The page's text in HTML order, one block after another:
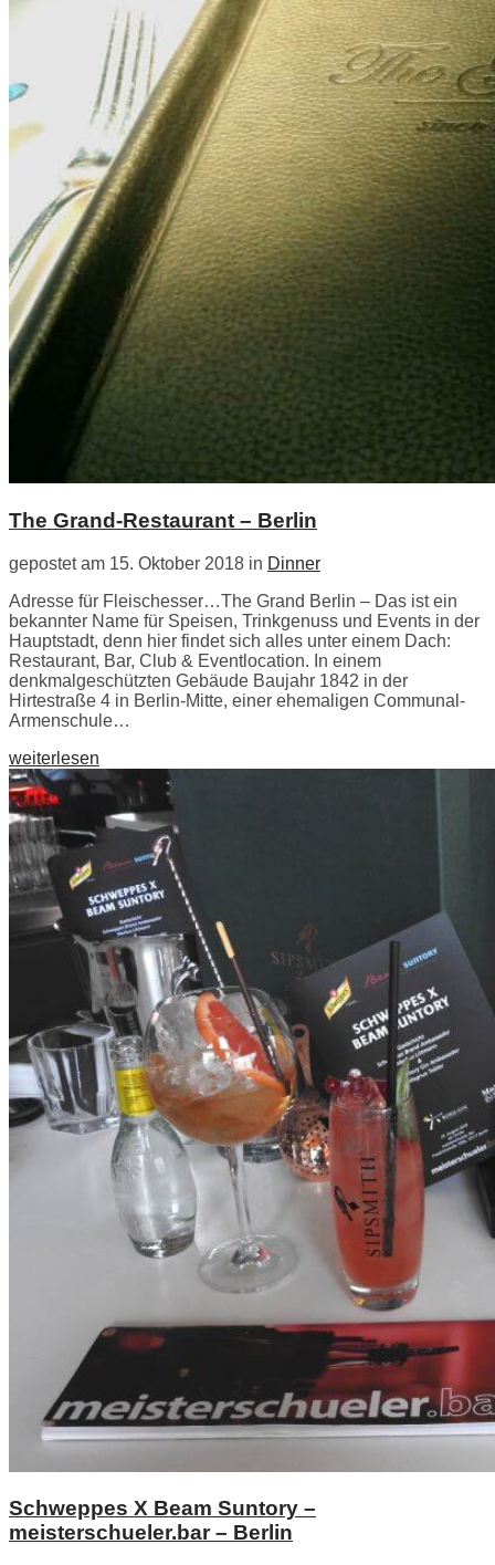
The Grand-Restaurant – Berlin
gepostet am 15. Oktober 2018 in Dinner
Adresse für Fleischesser…The Grand Berlin – Das ist ein
bekannter Name für Speisen, Trinkgenuss und Events in der
Hauptstadt, denn hier findet sich alles unter einem Dach:
Restaurant, Bar, Club & Eventlocation. In einem
denkmalgeschützten Gebäude Baujahr 1842 in der
Hirtestraße 4 in Berlin-Mitte, einer ehemaligen Communal-
Armenschule…
weiterlesen
Schweppes X Beam Suntory –
meisterschueler.bar – Berlin